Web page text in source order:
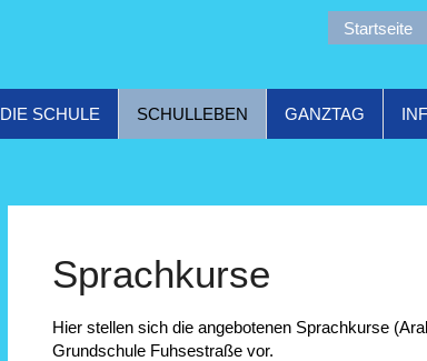
Startseite
DIE SCHULE SCHULLEBEN GANZTAG
Sprachkurse
Hier stellen sich die angebotenen Sprachkurse
Grundschule Fuhsestraße vor.